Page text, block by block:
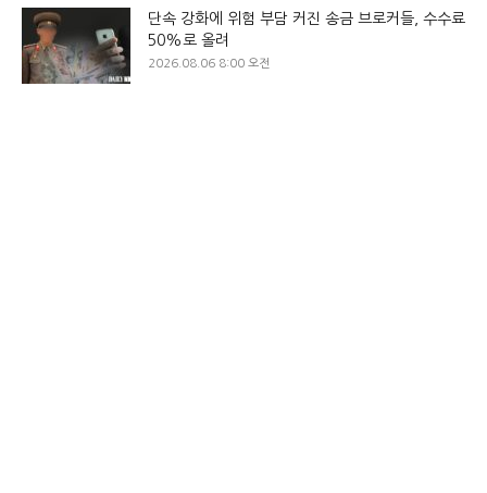
단속 강화에 위험 부담 커진 송금 브로커들, 수수료
50%로 올려
2026.08.06 8:00 오전